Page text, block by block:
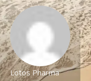
Lotos Pharma